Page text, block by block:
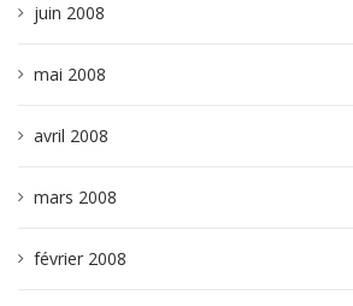
juin 2008
mai 2008
avril 2008
mars 2008
février 2008